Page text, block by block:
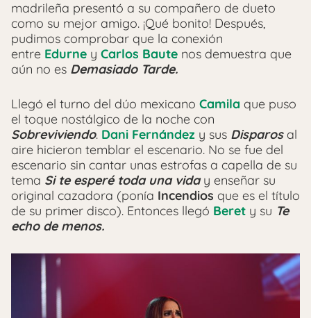
madrileña presentó a su compañero de dueto
como su mejor amigo. ¡Qué bonito! Después,
pudimos comprobar que la conexión
entre Edurne y Carlos Baute nos demuestra que
aún no es Demasiado Tarde.
Llegó el turno del dúo mexicano Camila que puso
el toque nostálgico de la noche con
Sobreviviendo. Dani Fernández y sus Disparosal
aire hicieron temblar el escenario. No se fue del
escenario sin cantar unas estrofas a capella de su
tema Si te esperé toda una viday enseñar su
original cazadora (ponía Incendios que es el título
de su primer disco). Entonces llegó Beret y su Te
echo de menos.